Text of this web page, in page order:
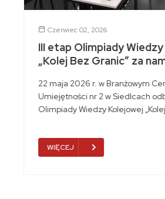
Czerwiec 02, 2026
III etap Olimpiady
„Kolej Bez Granic” za
22 maja 2026 r. w Branżowym
Umiejętności nr 2 w Siedlcach
Olimpiady Wiedzy Kolejowej
WIĘCEJ